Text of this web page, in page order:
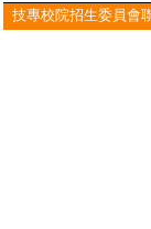
技專校院招生委員會